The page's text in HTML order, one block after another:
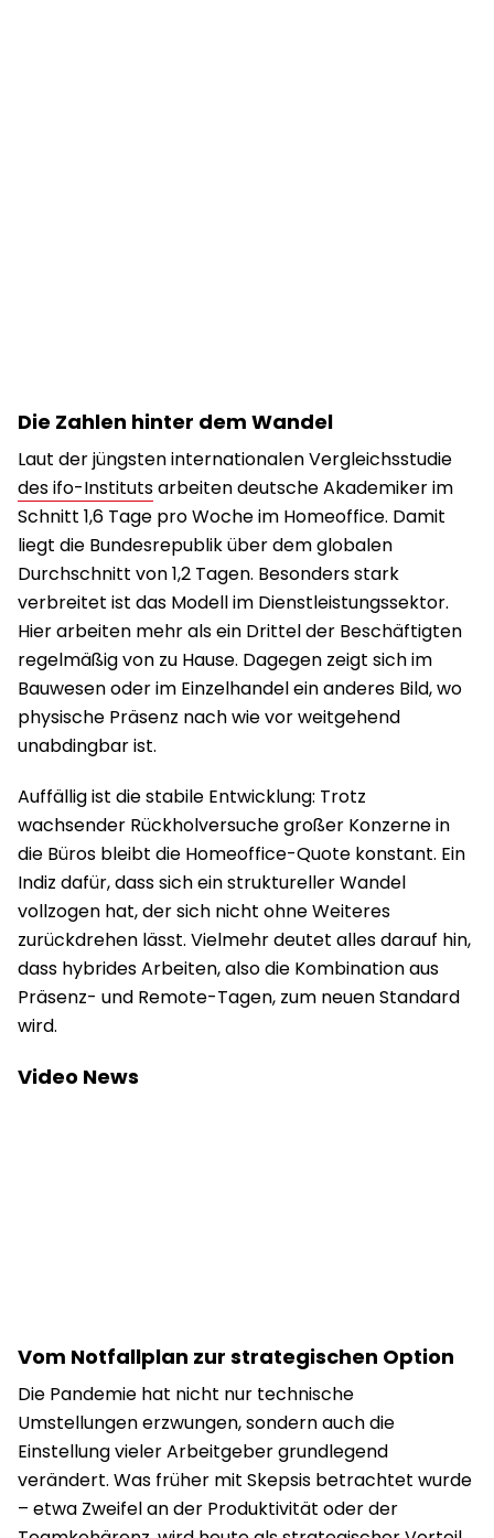
Die Zahlen hinter dem Wandel
Laut der jüngsten internationalen Vergleichsstudie
des ifo-Institutsarbeiten deutsche Akademiker im
Schnitt 1,6 Tage pro Woche im Homeoffice. Damit
liegt die Bundesrepublik über dem globalen
Durchschnitt von 1,2 Tagen. Besonders stark
verbreitet ist das Modell im Dienstleistungssektor.
Hier arbeiten mehr als ein Drittel der Beschäftigten
regelmäßig von zu Hause. Dagegen zeigt sich im
Bauwesen oder im Einzelhandel ein anderes Bild, wo
physische Präsenz nach wie vor weitgehend
unabdingbar ist.
Auffällig ist die stabile Entwicklung: Trotz
wachsender Rückholversuche großer Konzerne in
die Büros bleibt die Homeoffice-Quote konstant. Ein
Indiz dafür, dass sich ein struktureller Wandel
vollzogen hat, der sich nicht ohne Weiteres
zurückdrehen lässt. Vielmehr deutet alles darauf hin,
dass hybrides Arbeiten, also die Kombination aus
Präsenz- und Remote-Tagen, zum neuen Standard
wird.
Video News
Vom Notfallplan zur strategischen Option
Die Pandemie hat nicht nur technische
Umstellungen erzwungen, sondern auch die
Einstellung vieler Arbeitgeber grundlegend
verändert. Was früher mit Skepsis betrachtet wurde
– etwa Zweifel an der Produktivität oder der